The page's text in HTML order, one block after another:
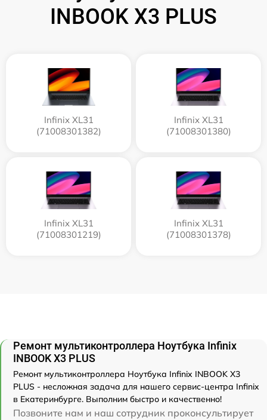
INBOOK X3 PLUS
Infinix XL31
(71008301382)
Infinix XL31
(71008301380)
Infinix XL31
(71008301219)
Infinix XL31
(71008301378)
Ремонт мультиконтроллера Ноутбука Infinix
INBOOK X3 PLUS
Ремонт мультиконтроллера Ноутбука Infinix INBOOK X3
PLUS - несложная задача для нашего сервис-центра Infinix
в Екатеринбурге. Выполним быстро и качественно!
Позвоните нам и наш сотрудник проконсультирует